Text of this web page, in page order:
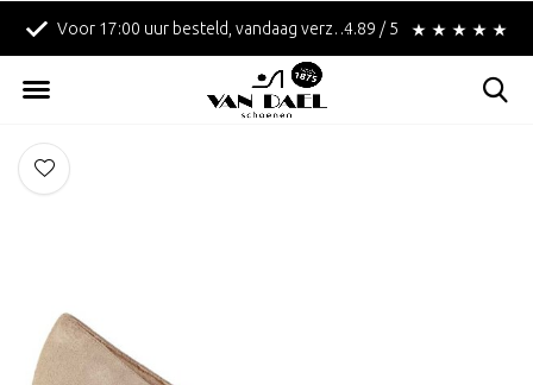
Voor 17:00 uur besteld, vandaag verzonden! Betaal achteraf met
4.89 / 5